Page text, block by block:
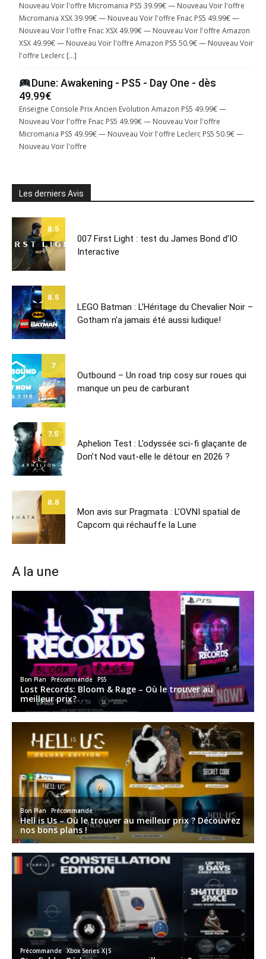
Nouveau Voir l'offre Micromania PS5 39.99€ — Nouveau Voir l'offre
Micromania XSX 39.99€ — Nouveau Voir l'offre Fnac PS5 49.99€ —
Nouveau Voir l'offre Fnac XSX 49.99€ — Nouveau Voir l'offre Amazon
XSX 49.99€ — Nouveau Voir l'offre Amazon PS5 50.9€ — Nouveau Voir
l'offre Leclerc […]
Dune: Awakening - PS5 - Day One - dès
49.99€
Enseigne Console Prix Ancien Evolution Amazon PS5 49.99€ —
Nouveau Voir l'offre Fnac PS5 49.99€ — Nouveau Voir l'offre
Micromania PS5 49.99€ — Nouveau Voir l'offre Leclerc PS5 50.9€ —
Nouveau Voir l'offre
Les derniers Avis
8.5
007 First Light : test du James Bond d’IO
Interactive
8.5
LEGO Batman : L’Héritage du Chevalier Noir –
Gotham n’a jamais été aussi ludique!
7
Outbound – Un road trip cosy sur roues qui
manque un peu de carburant
7.5
Aphelion Test : L’odyssée sci-fi glaçante de
Don’t Nod vaut-elle le détour en 2026 ?
8.8
Mon avis sur Pragmata : L’OVNI spatial de
Capcom qui réchauffe la Lune
A la une